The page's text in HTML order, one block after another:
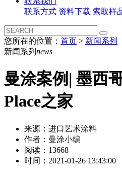
联系方式 资料下载 索取样
您所在的位置： 首页 > 新闻系列
新闻系列 news
曼涂案例| 墨西
Place之家
来源：进口艺术涂料
作者：曼涂小编
阅读：13668
时间：2021-01-26 13:43:00